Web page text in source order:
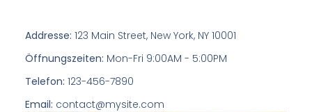
Addresse: 123 Main Street, New York, NY 10001
Öffnungszeiten: Mon-Fri 9:00AM - 5:00PM
Telefon: 123-456-7890
Email: contact@mysite.com